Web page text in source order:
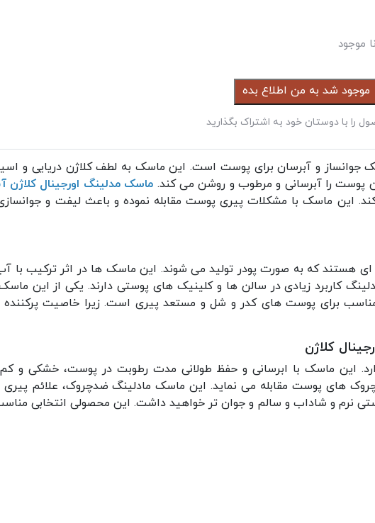
نا موجود
موجود شد به من اطلاع بده
را با دوستان خود به اشتراک بگذارید
جوانساز و آبرسان برای پوست است. این ماسک به لطف کلاژن دریایی و
پوست را آبرسانی و مرطوب و روشن می کند. ماسک مدلینگ اورجینال کلاژن
این ماسک با مشکلات پیری پوست مقابله نموده و باعث لیفت و
هستند که به صورت پودر تولید می شوند. این ماسک ها در اثر ترکیب با
کاربرد زیادی در سالن ها و کلینیک های پوستی دارند. یکی از این
برای پوست های کدر و شل و مستعد پیری است. زیرا خاصیت پرکننده
کلاژن
این ماسک با ابرسانی و حفظ طولانی مدت رطوبت در پوست، خشکی و
های پوست مقابله می نماید. این ماسک مادلینگ ضدچروک، علائم پیری
نرم و شاداب و سالم و جوان تر خواهید داشت. این محصولی انتخابی